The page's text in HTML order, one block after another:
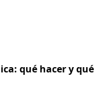
qué hacer y qué